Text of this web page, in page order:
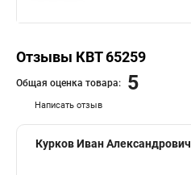
Отзывы КВТ 65259
Написать отзыв
Общая оценка товара: 5
Курков Иван Александрович